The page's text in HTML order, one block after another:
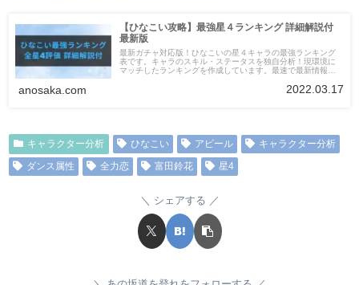
【ひなこい攻略】最強星４ランキング 詳細解説付
最新版
最新ガチャ対応版！ひなこいの星４キャラの最強ランキング
表です。キャラのスキル・ステータスを独自分析！現環境に
マッチしたランキングを作成しています。最速で最新情報へ
anosaka.com 2022.03.17
キャラクター分析 ひなこい アピール
キャラクター分析
ダンス属性
全力恋 富田鈴花 星4
シェアする